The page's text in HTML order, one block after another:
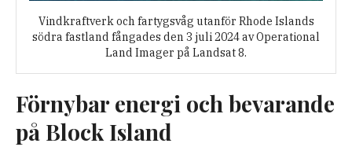
Vindkraftverk och fartygsvåg utanför Rhode Islands
södra fastland fångades den 3 juli 2024 av Operational
Land Imager på Landsat 8.
Förnybar energi och bevarande
på Block Island